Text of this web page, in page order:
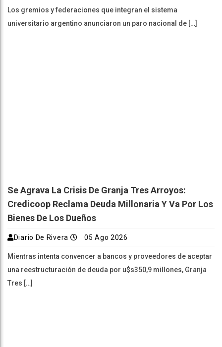
Los gremios y federaciones que integran el sistema
universitario argentino anunciaron un paro nacional de […]
Se Agrava La Crisis De Granja Tres Arroyos:
Credicoop Reclama Deuda Millonaria Y Va Por Los
Bienes De Los Dueños
Diario De Rivera 05 Ago 2026
Mientras intenta convencer a bancos y proveedores de aceptar
una reestructuración de deuda por u$s350,9 millones, Granja
Tres […]